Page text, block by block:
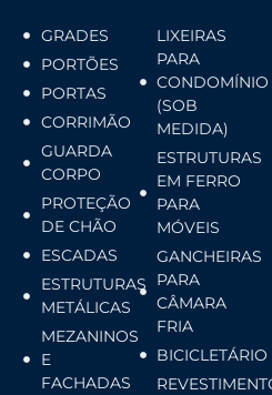
GRADES
PORTÕES
PORTAS
CORRIMÃO
GUARDA
CORPO
PROTEÇÃO
DE CHÃO
ESCADAS
ESTRUTURAS
METÁLICAS
MEZANINOS
E
FACHADAS
LIXEIRAS
PARA
CONDOMÍNIO
(SOB
MEDIDA)
ESTRUTURAS
EM FERRO
PARA
MÓVEIS
GANCHEIRAS
PARA
CÂMARA
FRIA
BICICLETÁRIO